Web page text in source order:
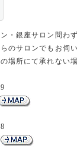
・銀座サロン問わ
のサロンでもお伺い
場所にて承れない